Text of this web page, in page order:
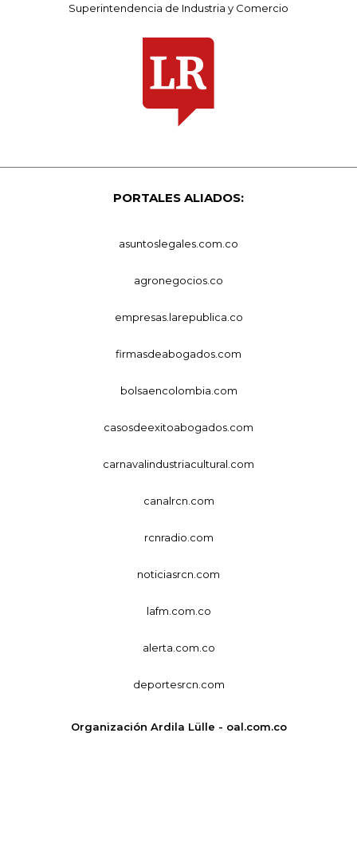
Superintendencia de Industria y Comercio
PORTALES ALIADOS:
asuntoslegales.com.co
agronegocios.co
empresas.larepublica.co
firmasdeabogados.com
bolsaencolombia.com
casosdeexitoabogados.com
carnavalindustriacultural.com
canalrcn.com
rcnradio.com
noticiasrcn.com
lafm.com.co
alerta.com.co
deportesrcn.com
Organización Ardila Lülle - oal.com.co